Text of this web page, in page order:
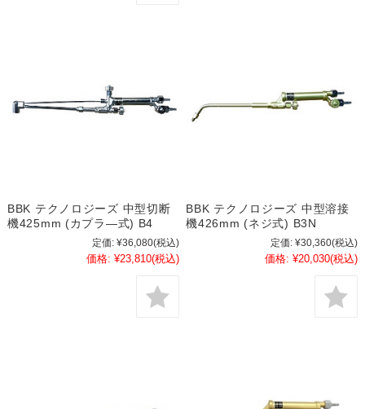
BBK テクノロジーズ 中型切断
機425mm (カプラ―式) B4
定価: ¥36,080(税込)
価格: ¥23,810(税込)
BBK テクノロジーズ 中型溶接
機426mm (ネジ式) B3N
定価: ¥30,360(税込)
価格: ¥20,030(税込)